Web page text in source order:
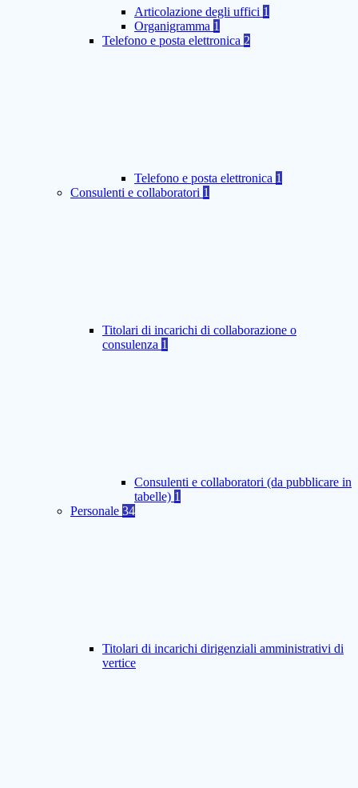
Articolazione degli uffici 1
Organigramma 1
Telefono e posta elettronica 2
Telefono e posta elettronica 1
Consulenti e collaboratori 1
Titolari di incarichi di collaborazione o
consulenza 1
Consulenti e collaboratori (da pubblicare in
tabelle) 1
Personale 34
Titolari di incarichi dirigenziali amministrativi di
vertice